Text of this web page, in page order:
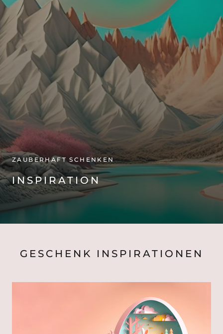
ZAUBERHAFT SCHENKEN
INSPIRATION
GESCHENK INSPIRATIONEN